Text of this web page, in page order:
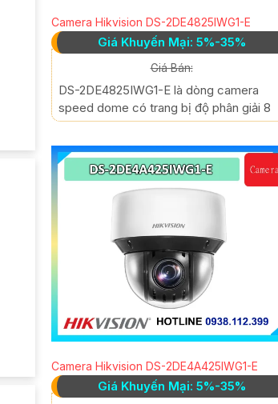
Camera Hikvision DS-2DE4825IWG1-E
Giá Khuyến Mại: 5%-35%
Giá Bán:
DS-2DE4825IWG1-E là dòng camera
speed dome có trang bị độ phân giải 8
Camera Hikvision DS-2DE4A425IWG1-E
Giá Khuyến Mại: 5%-35%